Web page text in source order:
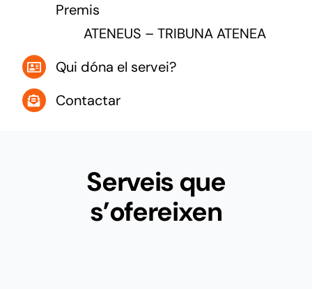
Premis
ATENEUS – TRIBUNA ATENEA
Qui dóna el servei?
Contactar
Serveis que
s’ofereixen